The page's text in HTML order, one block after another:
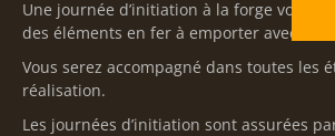
Une journée d’initiation à la forge vous
des éléments en fer à emporter avec vous.
Vous serez accompagné dans toutes les
réalisation.
Les journées d’initiation sont assurées